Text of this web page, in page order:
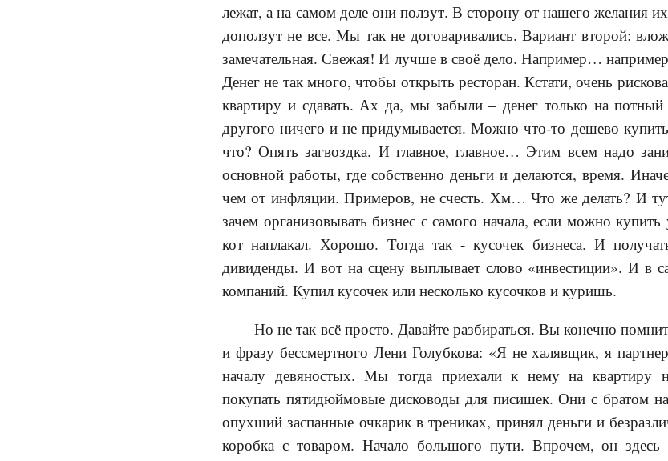
лежат, а на самом деле они ползут. В сторону от нашего желания
доползут не все. Мы так не договаривались. Вариант второй:
замечательная. Свежая! И лучше в своё дело. Например…
Денег не так много, чтобы открыть ресторан. Кстати, очень
квартиру и сдавать. Ах да, мы забыли – денег только на
другого ничего и не придумывается. Можно что-то дешево
что? Опять загвоздка. И главное, главное… Этим всем надо
основной работы, где собственно деньги и делаются, время.
чем от инфляции. Примеров, не счесть. Хм… Что же делать? И
зачем организовывать бизнес с самого начала, если можно
кот наплакал. Хорошо. Тогда так - кусочек бизнеса. И
дивиденды. И вот на сцену выплывает слово «инвестиции». И в
компаний. Купил кусочек или несколько кусочков и куришь.
Но не так всё просто. Давайте разбираться. Вы конечно
и фразу бессмертного Лени Голубкова: «Я не халявщик, я
началу девяностых. Мы тогда приехали к нему на квартиру
покупать пятидюймовые дисководы для писишек. Они с братом
опухший заспанные очкарик в трениках, принял деньги и
коробка с товаром. Начало большого пути. Впрочем, он здесь